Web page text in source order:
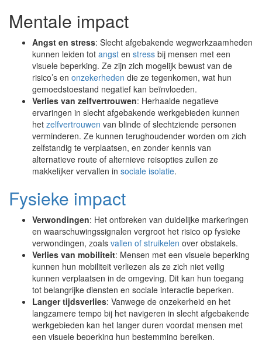
Mentale impact
Angst en stress: Slecht afgebakende wegwerkzaamheden
kunnen leiden tot angst en stress bij mensen met een
visuele beperking. Ze zijn zich mogelijk bewust van de
risico’s en onzekerheden die ze tegenkomen, wat hun
gemoedstoestand negatief kan beïnvloeden.
Verlies van zelfvertrouwen: Herhaalde negatieve
ervaringen in slecht afgebakende werkgebieden kunnen
het zelfvertrouwen van blinde of slechtziende personen
verminderen. Ze kunnen terughoudender worden om zich
zelfstandig te verplaatsen, en zonder kennis van
alternatieve route of alternieve reisopties zullen ze
makkelijker vervallen in sociale isolatie.
Fysieke impact
Verwondingen: Het ontbreken van duidelijke markeringen
en waarschuwingssignalen vergroot het risico op fysieke
verwondingen, zoals vallen of struikelen over obstakels.
Verlies van mobiliteit: Mensen met een visuele beperking
kunnen hun mobiliteit verliezen als ze zich niet veilig
kunnen verplaatsen in de omgeving. Dit kan hun toegang
tot belangrijke diensten en sociale interactie beperken.
Langer tijdsverlies: Vanwege de onzekerheid en het
langzamere tempo bij het navigeren in slecht afgebakende
werkgebieden kan het langer duren voordat mensen met
een visuele beperking hun bestemming bereiken.